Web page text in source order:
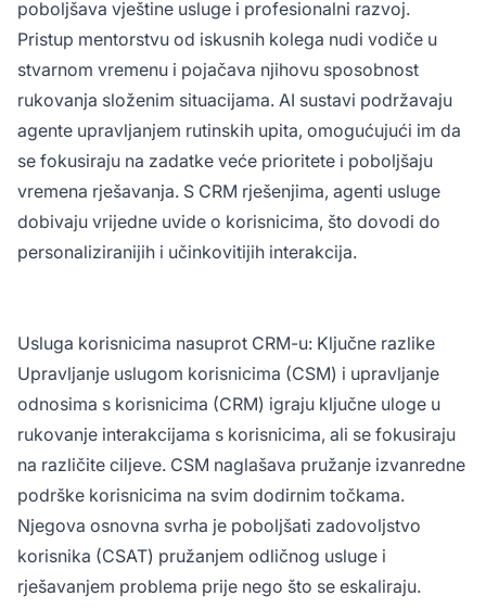
poboljšava vještine usluge i profesionalni razvoj.
Pristup mentorstvu od iskusnih kolega nudi vodiče u
stvarnom vremenu i pojačava njihovu sposobnost
rukovanja složenim situacijama. AI sustavi podržavaju
agente upravljanjem rutinskih upita, omogućujući im da
se fokusiraju na zadatke veće prioritete i poboljšaju
vremena rješavanja. S CRM rješenjima, agenti usluge
dobivaju vrijedne uvide o korisnicima, što dovodi do
personaliziranijih i učinkovitijih interakcija.
Usluga korisnicima nasuprot CRM-u: Ključne razlike
Upravljanje uslugom korisnicima (CSM) i upravljanje
odnosima s korisnicima (CRM) igraju ključne uloge u
rukovanje interakcijama s korisnicima, ali se fokusiraju
na različite ciljeve. CSM naglašava pružanje izvanredne
podrške korisnicima na svim dodirnim točkama.
Njegova osnovna svrha je poboljšati zadovoljstvo
korisnika (CSAT) pružanjem odličnog usluge i
rješavanjem problema prije nego što se eskaliraju.